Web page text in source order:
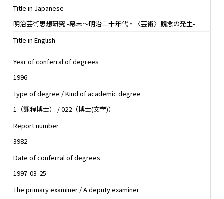
Title in Japanese
明治芸術思想研究 -幕末〜明治二十年代・〈芸術〉観念の発生-
Title in English
Year of conferral of degrees
1996
Type of degree / Kind of academic degree
1（課程博士） / 022（博士(文学)）
Report number
3982
Date of conferral of degrees
1997-03-25
The primary examiner / A deputy examiner